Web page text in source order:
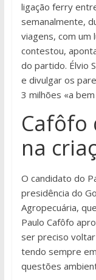
ligação ferry
semanalmente,
viagens, com um
contestou,
do partido. Élvio
e divulgar os
3 milhões «a
Cafôfo
na
O candidato do
presidência do
Agropecuária,
Paulo Cafôfo
ser preciso
tendo sempre
questões